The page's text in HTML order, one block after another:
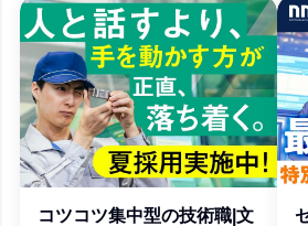
コツコツ集中型の技術職|文